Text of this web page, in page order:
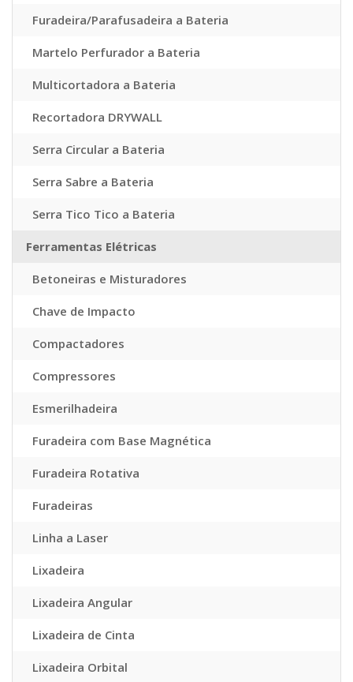
Furadeira/Parafusadeira a Bateria
Martelo Perfurador a Bateria
Multicortadora a Bateria
Recortadora DRYWALL
Serra Circular a Bateria
Serra Sabre a Bateria
Serra Tico Tico a Bateria
Ferramentas Elétricas
Betoneiras e Misturadores
Chave de Impacto
Compactadores
Compressores
Esmerilhadeira
Furadeira com Base Magnética
Furadeira Rotativa
Furadeiras
Linha a Laser
Lixadeira
Lixadeira Angular
Lixadeira de Cinta
Lixadeira Orbital